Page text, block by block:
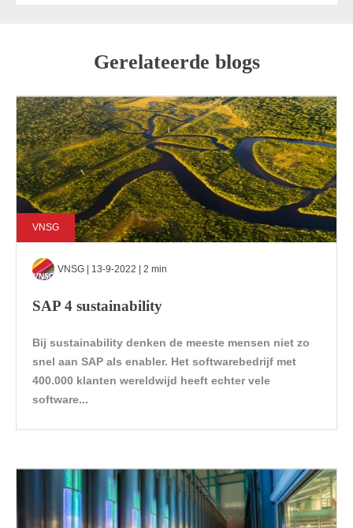
Gerelateerde blogs
VNSG
VNSG | 13-9-2022 | 2 min
SAP 4 sustainability
Bij sustainability denken de meeste mensen niet zo
snel aan SAP als enabler. Het softwarebedrijf met
400.000 klanten wereldwijd heeft echter vele
software...